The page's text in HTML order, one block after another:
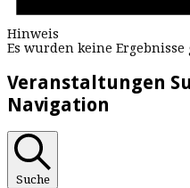
Hinweis
Es wurden keine Ergebnisse
Veranstaltungen
Navigation
Suche